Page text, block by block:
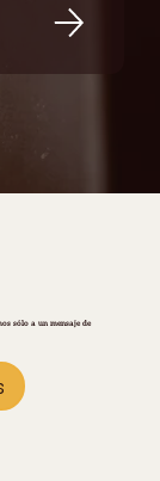
sólo a un mensaje de